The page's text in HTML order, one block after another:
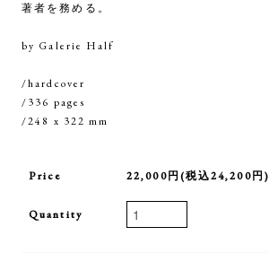
著者を務める。
by Galerie Half
/hardcover
/336 pages
/248 x 322 mm
Price 22,000円(税込24,200円)
Quantity